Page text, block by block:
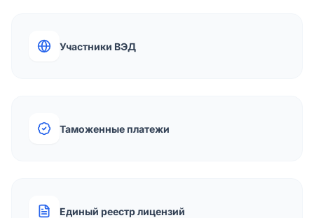
Участники ВЭД
Таможенные платежи
Единый реестр лицензий